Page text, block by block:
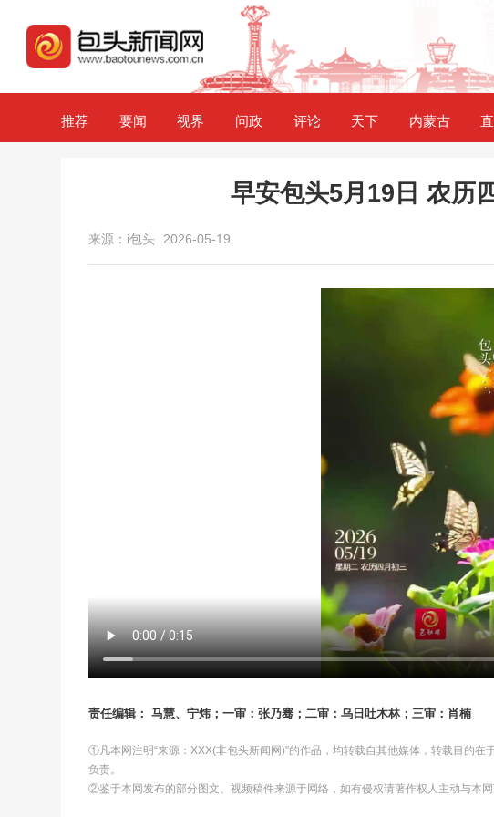
推荐 要闻 视界 问政 评论 天下 内蒙古
早安包头5月19日 农历
来源：i包头 2026-05-19
责任编辑： 马慧、宁炜；一审：张乃骞；二审：乌日吐木林；三审：肖楠
①凡本网注明“来源：XXX(非包头新闻网)”的作品，均转载自其他媒体，转载目的在
负责。
②鉴于本网发布的部分图文、视频稿件来源于网络，如有侵权请著作权人主动与本